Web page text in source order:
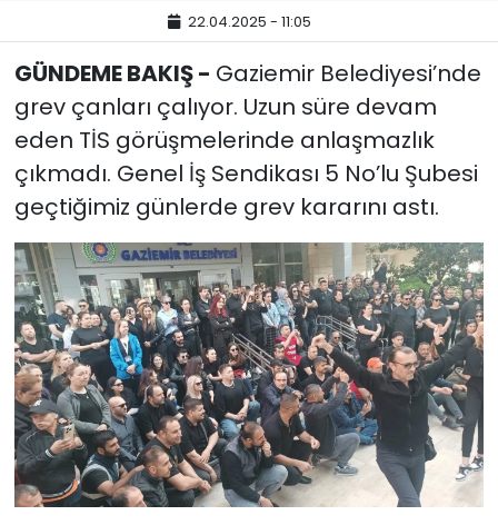
22.04.2025 - 11:05
GÜNDEME BAKIŞ - Gaziemir Belediyesi’nde
grev çanları çalıyor. Uzun süre devam
eden TİS görüşmelerinde anlaşmazlık
çıkmadı. Genel İş Sendikası 5 No’lu Şubesi
geçtiğimiz günlerde grev kararını astı.
Yurt